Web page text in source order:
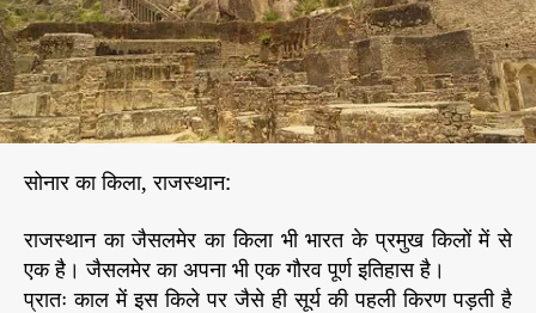
r
रा
ष्ट्र
मं
दि
र
त
के
ऐ
सोनार का किला, राजस्थान:
राजस्थान का जैसलमेर का किला भी भारत के प्रमुख किलों में से
एक है। जैसलमेर का अपना भी एक गौरव पूर्ण इतिहास है।
प्रातः काल में इस किले पर जैसे ही सूर्य की पहली किरण पड़ती है